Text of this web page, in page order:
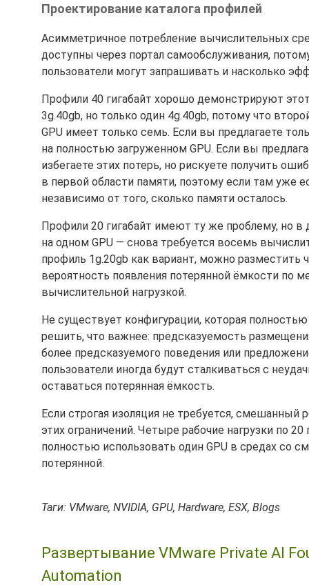
Проектирование каталога профилей
Асимметричное потребление вычислительных
доступны через портал самообслуживания,
пользователи могут запрашивать и насколько
Профили 40 гигабайт хорошо демонстрируют
3g.40gb, но только один 4g.40gb, потому что
GPU имеет только семь. Если вы предлагаете
на полностью загруженном GPU. Если вы
избегаете этих потерь, но рискуете получить
в первой области памяти, поэтому если там уже
независимо от того, сколько памяти осталось.
Профили 20 гигабайт имеют ту же проблему, но
на одном GPU — снова требуется восемь
профиль 1g.20gb как вариант, можно разместить
вероятность появления потерянной ёмкости по
вычислительной нагрузкой.
Не существует конфигурации, которая
решить, что важнее: предсказуемость
более предсказуемого поведения или
пользователи иногда будут сталкиваться с
оставаться потерянная ёмкость.
Если строгая изоляция не требуется,
этих ограничений. Четыре рабочие нагрузки по
полностью использовать один GPU в средах со
потерянной.
Таги: VMware, NVIDIA, GPU, Hardware, ESX, Blogs
Развертывание VMware Private AI
Automation